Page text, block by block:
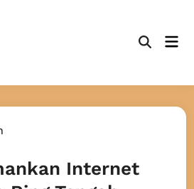
Open
Internet